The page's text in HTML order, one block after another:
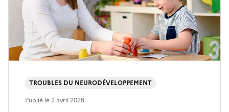
TROUBLES DU NEURODÉVELOPPEMENT
Publié le2 avril 2026